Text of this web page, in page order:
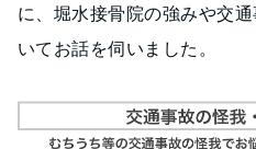
に、堀水接骨院の強みや交
いてお話を伺いました。